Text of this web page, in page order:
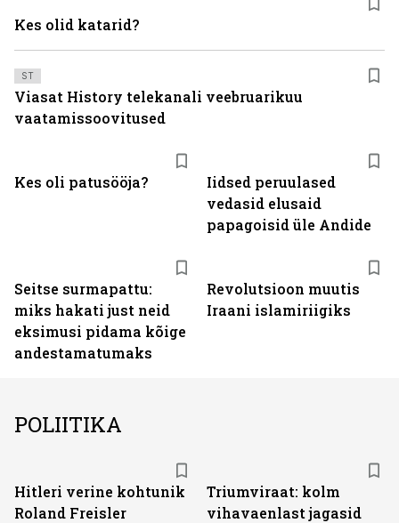
Kes oli patusööja?
Iidsed peruulased
vedasid elusaid
papagoisid üle Andide
Seitse surmapattu:
miks hakati just neid
eksimusi pidama kõige
andestamatumaks
Revolutsioon muutis
Iraani islamiriigiks
Kes olid katarid?
ST
Viasat History telekanali veebruarikuu
vaatamissoovitused
POLIITIKA
Hitleri verine kohtunik
Roland Freisler
Triumviraat: kolm
vihavaenlast jagasid